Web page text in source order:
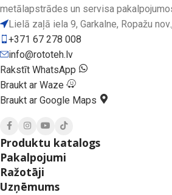
metālapstrādes un servisa
Lielā zaļā iela 9, Garkalne, Ropažu
+371 67 278 008
info@rototeh.lv
Rakstīt WhatsApp
Braukt ar Waze
Braukt ar Google Maps
Produktu katalogs
Pakalpojumi
Ražotāji
Uzņēmums